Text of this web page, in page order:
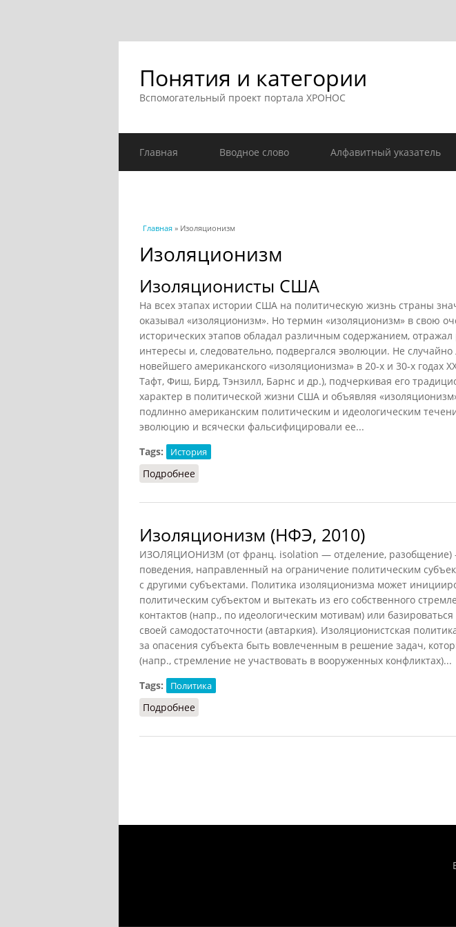
Понятия и категории
Вспомогательный проект портала ХРОНОС
Главная Вводное слово Алфавитный указатель
Вы здесь
Главная » Изоляционизм
Изоляционизм
Изоляционисты США
На всех этапах истории США на политическую жизнь страны
оказывал «изоляционизм». Но термин «изоляционизм» в свою
исторических этапов обладал различным содержанием,
интересы и, следовательно, подвергался эволюции. Не
новейшего американского «изоляционизма» в 20-х и 30-х годах
Тафт, Фиш, Бирд, Тэнзилл, Барнс и др.), подчеркивая его
характер в политической жизни США и объявляя
подлинно американским политическим и идеологическим
эволюцию и всячески фальсифицировали ее...
Tags:
История
Подробнее
Изоляционизм (НФЭ, 2010)
ИЗОЛЯЦИОНИЗМ (от франц. isolation — отделение, разобщение)
поведения, направленный на ограничение политическим
с другими субъектами. Политика изоляционизма может
политическим субъектом и вытекать из его собственного
контактов (напр., по идеологическим мотивам) или
своей самодостаточности (автаркия). Изоляционистская
за опасения субъекта быть вовлеченным в решение задач,
(напр., стремление не участвовать в вооруженных конфликтах)...
Tags:
Политика
Подробнее